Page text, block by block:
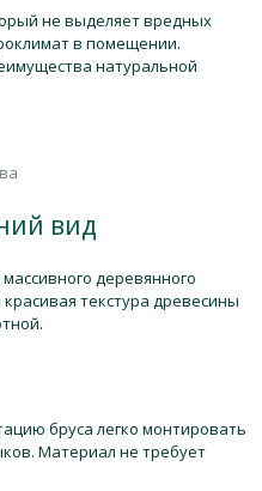
не выделяет вредных
в помещении.
натуральной
вид
деревянного
текстура древесины
бруса легко монтировать
Материал не требует